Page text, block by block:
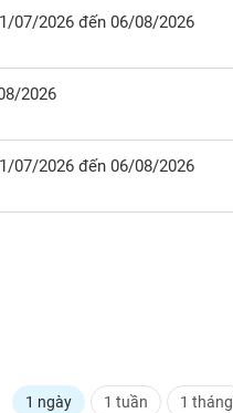
07/2026 đến 06/08/2026
2026
07/2026 đến 06/08/2026
1 ngày 1 tuần 1 tháng